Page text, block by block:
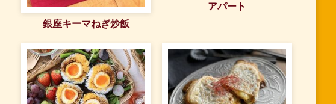
銀座キーマねぎ炒飯
アパート